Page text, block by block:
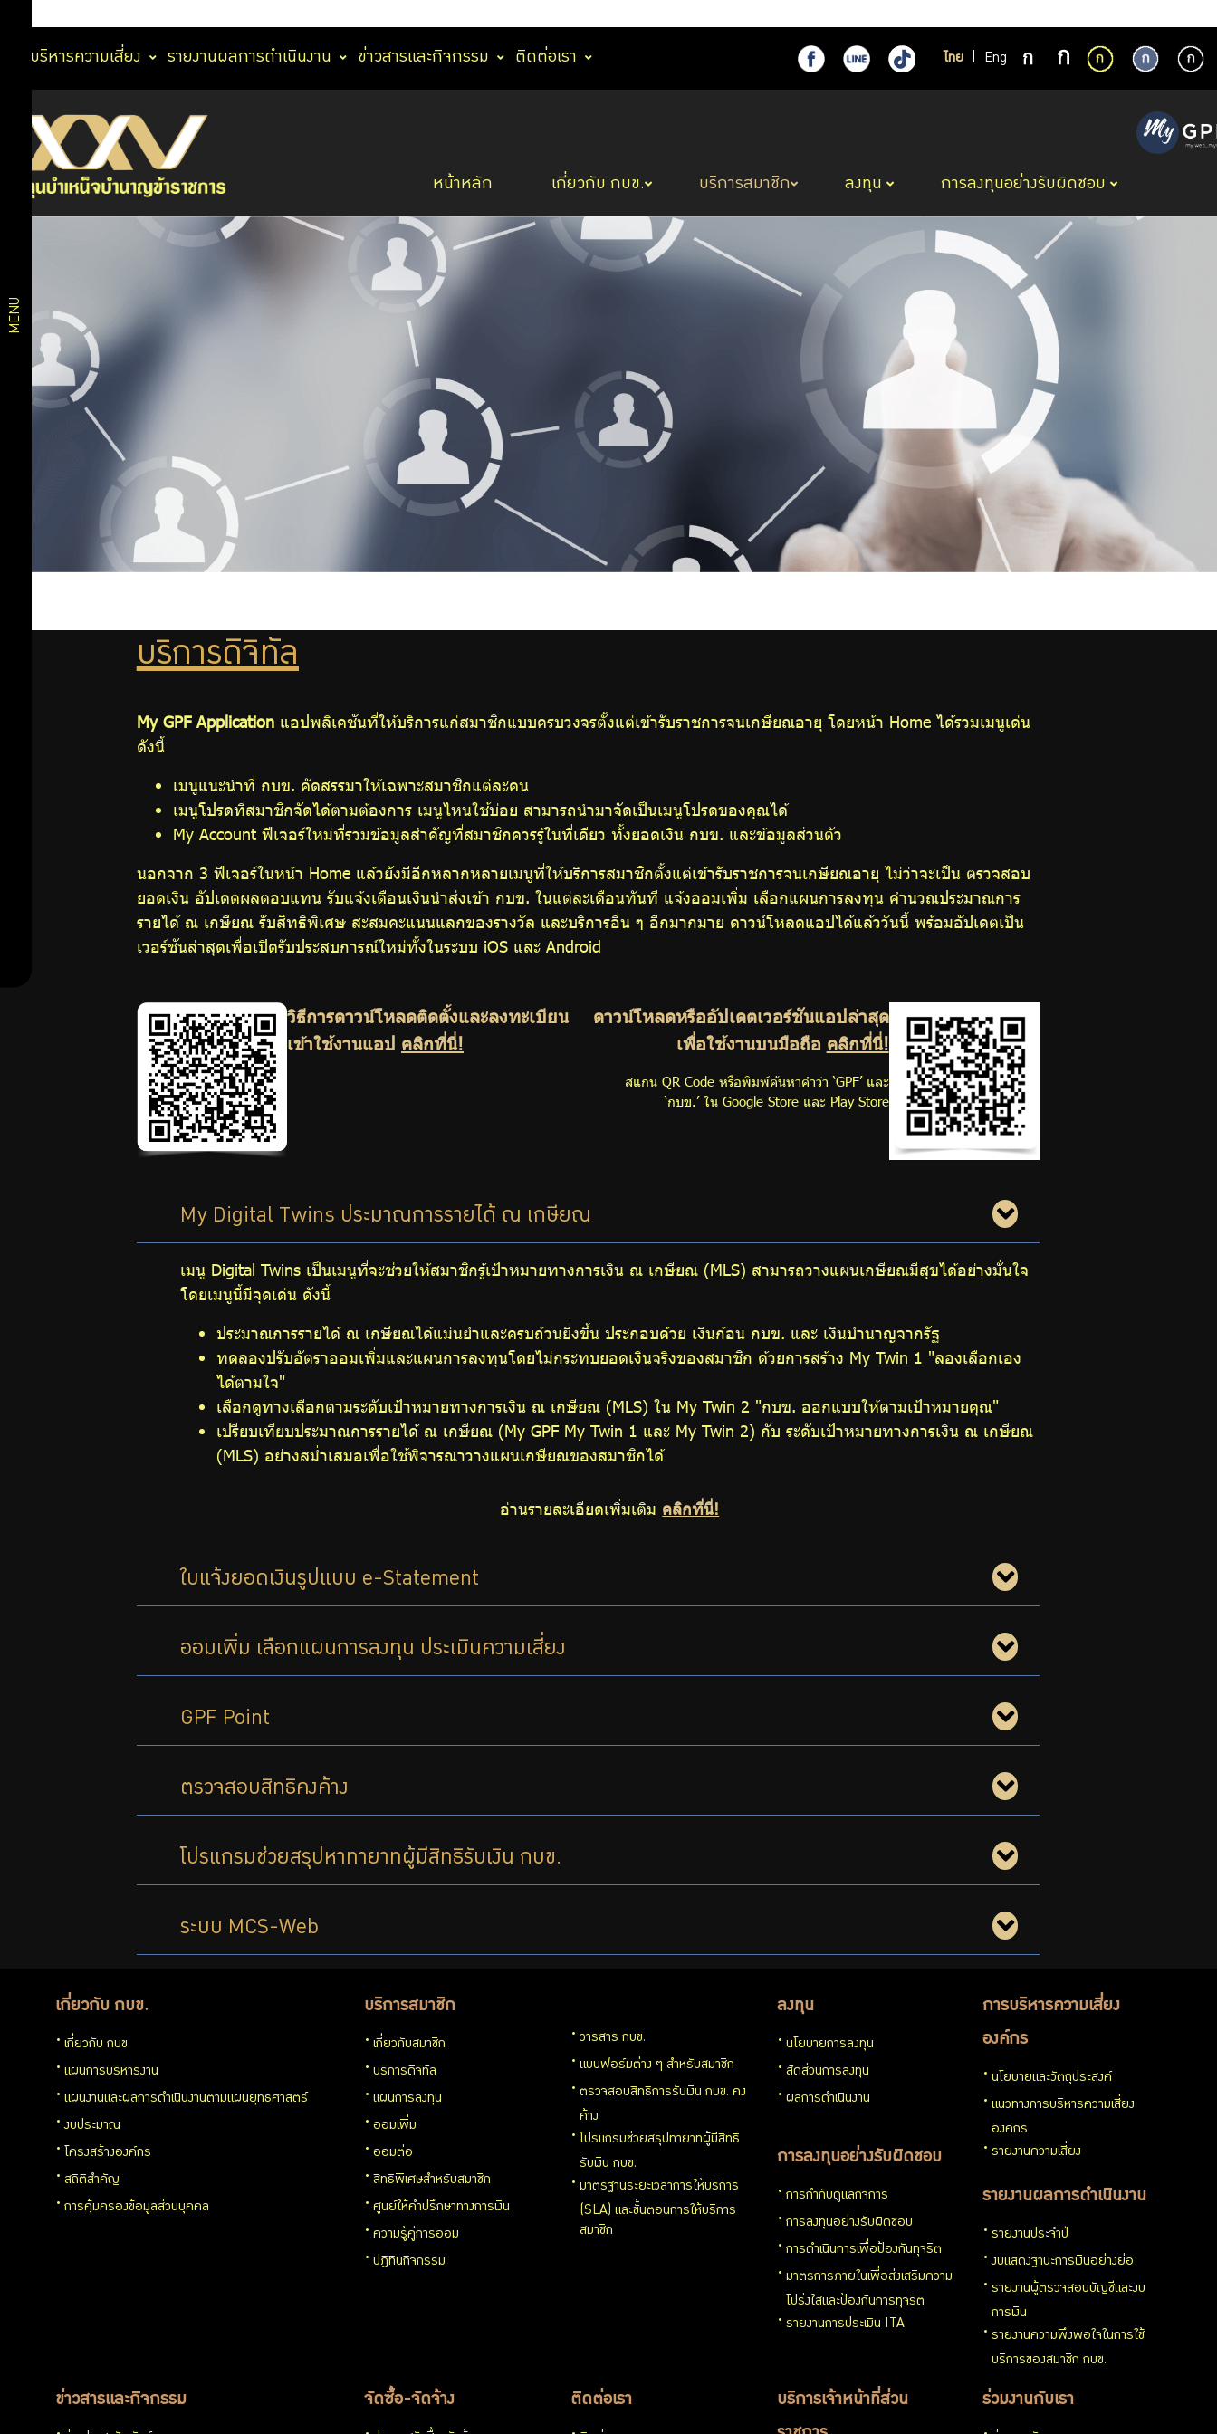
ไทย Eng
การบริหารความเสี่ยง รายงานผลการดำเนินงาน ข่าวสารและกิจกรรม ติดต่อเรา
หน้าหลัก เกี่ยวกับ กบข. บริการสมาชิก ลงทุน การลงทุนอย่างรับผิดชอบ
MENU
สมาชิก
แผนการ
ออม
เพิ่ม
ออม
ศูนย์ให้
ปรึกษา
Digital
Twins
ใบแจ้ง
ยอดเงินรูป
แบบ e-
ตรวจ
สอบสิทธิ
การรับเงิน
กบข. คง
ทายาทผู้มี
กบข.
บริการดิจิทัล
My GPF Applicationแอปพลิเคชันที่ให้บริการแก่สมาชิกแบบครบวงจรตั้งแต่เข้ารับราชการจนเกษียณอายุ โดยหน้า Home ได้รวมเมนูเด่น
ดังนี้
เมนูแนะนำที่ กบข. คัดสรรมาให้เฉพาะสมาชิกแต่ละคน
เมนูโปรดที่สมาชิกจัดได้ตามต้องการ เมนูไหนใช้บ่อย สามารถนำมาจัดเป็นเมนูโปรดของคุณได้
My Account ฟีเจอร์ใหม่ที่รวมข้อมูลสำคัญที่สมาชิกควรรู้ในที่เดียว ทั้งยอดเงิน กบข. และข้อมูลส่วนตัว
นอกจาก 3 ฟีเจอร์ในหน้า Home แล้วยังมีอีกหลากหลายเมนูที่ให้บริการสมาชิกตั้งแต่เข้ารับราชการจนเกษียณอายุ ไม่ว่าจะเป็น ตรวจสอบ
ยอดเงิน อัปเดตผลตอบแทน รับแจ้งเตือนเงินนำส่งเข้า กบข. ในแต่ละเดือนทันที แจ้งออมเพิ่ม เลือกแผนการลงทุน คำนวณประมาณการ
รายได้ ณ เกษียณ รับสิทธิพิเศษ สะสมคะแนนแลกของรางวัล และบริการอื่น ๆ อีกมากมาย ดาวน์โหลดแอปได้แล้ววันนี้ พร้อมอัปเดตเป็น
เวอร์ชันล่าสุดเพื่อเปิดรับประสบการณ์ใหม่ทั้งในระบบ iOS และ Android
วิธีการดาวน์โหลดติดตั้งและลงทะเบียน
เข้าใช้งานแอป คลิกที่นี่!
ดาวน์โหลดหรืออัปเดตเวอร์ชันแอปล่าสุด
เพื่อใช้งานบนมือถือ คลิกที่นี่!
สแกน QR Code หรือพิมพ์ค้นหาคำว่า ‘GPF’ และ
‘กบข.’ ใน Google Store และ Play Store
My Digital Twins ประมาณการรายได้ ณ เกษียณ
เมนู Digital Twins เป็นเมนูที่จะช่วยให้สมาชิกรู้เป้าหมายทางการเงิน ณ เกษียณ (MLS) สามารถวางแผนเกษียณมีสุขได้อย่างมั่นใจ
โดยเมนูนี้มีจุดเด่น ดังนี้
ประมาณการรายได้ ณ เกษียณได้แม่นยำและครบถ้วนยิ่งขึ้น ประกอบด้วย เงินก้อน กบข. และ เงินบำนาญจากรัฐ
ทดลองปรับอัตราออมเพิ่มและแผนการลงทุนโดยไม่กระทบยอดเงินจริงของสมาชิก ด้วยการสร้าง My Twin 1 "ลองเลือกเอง
ได้ตามใจ"
เลือกดูทางเลือกตามระดับเป้าหมายทางการเงิน ณ เกษียณ (MLS) ใน My Twin 2 "กบข. ออกแบบให้ตามเป้าหมายคุณ"
เปรียบเทียบประมาณการรายได้ ณ เกษียณ (My GPF My Twin 1 และ My Twin 2) กับ ระดับเป้าหมายทางการเงิน ณ เกษียณ
(MLS) อย่างสม่ำเสมอเพื่อใช้พิจารณาวางแผนเกษียณของสมาชิกได้
อ่านรายละเอียดเพิ่มเติม คลิกที่นี่!
ใบแจ้งยอดเงินรูปแบบ e-Statement
ออมเพิ่ม เลือกแผนการลงทุน ประเมินความเสี่ยง
GPF Point
ตรวจสอบสิทธิคงค้าง
โปรแกรมช่วยสรุปหาทายาทผู้มีสิทธิรับเงิน กบข.
ระบบ MCS-Web
เกี่ยวกับ กบข.
เกี่ยวกับ กบข.
แผนการบริหารงาน
แผนงานและผลการดำเนินงานตามแผนยุทธศาสตร์
งบประมาณ
โครงสร้างองค์กร
สถิติสำคัญ
การคุ้มครองข้อมูลส่วนบุคคล
บริการสมาชิก
เกี่ยวกับสมาชิก
บริการดิจิทัล
แผนการลงทุน
ออมเพิ่ม
ออมต่อ
สิทธิพิเศษสำหรับสมาชิก
ศูนย์ให้คำปรึกษาทางการเงิน
ความรู้คู่การออม
ปฏิทินกิจกรรม
วารสาร กบข.
แบบฟอร์มต่าง ๆ สำหรับสมาชิก
ตรวจสอบสิทธิการรับเงิน กบข. คง
ค้าง
โปรแกรมช่วยสรุปทายาทผู้มีสิทธิ
รับเงิน กบข.
มาตรฐานระยะเวลาการให้บริการ
(SLA) และขั้นตอนการให้บริการ
สมาชิก
ลงทุน
นโยบายการลงทุน
สัดส่วนการลงทุน
ผลการดำเนินงาน
การลงทุนอย่างรับผิดชอบ
การกำกับดูแลกิจการ
การลงทุนอย่างรับผิดชอบ
การดำเนินการเพื่อป้องกันทุจริต
มาตรการภายในเพื่อส่งเสริมความ
โปร่งใสและป้องกันการทุจริต
รายงานการประเมิน ITA
การบริหารความเสี่ยง
องค์กร
นโยบายและวัตถุประสงค์
แนวทางการบริหารความเสี่ยง
องค์กร
รายงานความเสี่ยง
รายงานผลการดำเนินงาน
รายงานประจำปี
งบแสดงฐานะการเงินอย่างย่อ
รายงานผู้ตรวจสอบบัญชีและงบ
การเงิน
รายงานความพึงพอใจในการใช้
บริการของสมาชิก กบข.
ข่าวสารและกิจกรรม จัดซื้อ-จัดจ้าง ติดต่อเรา บริการเจ้าหน้าที่ส่วน ร่วมงานกับเรา